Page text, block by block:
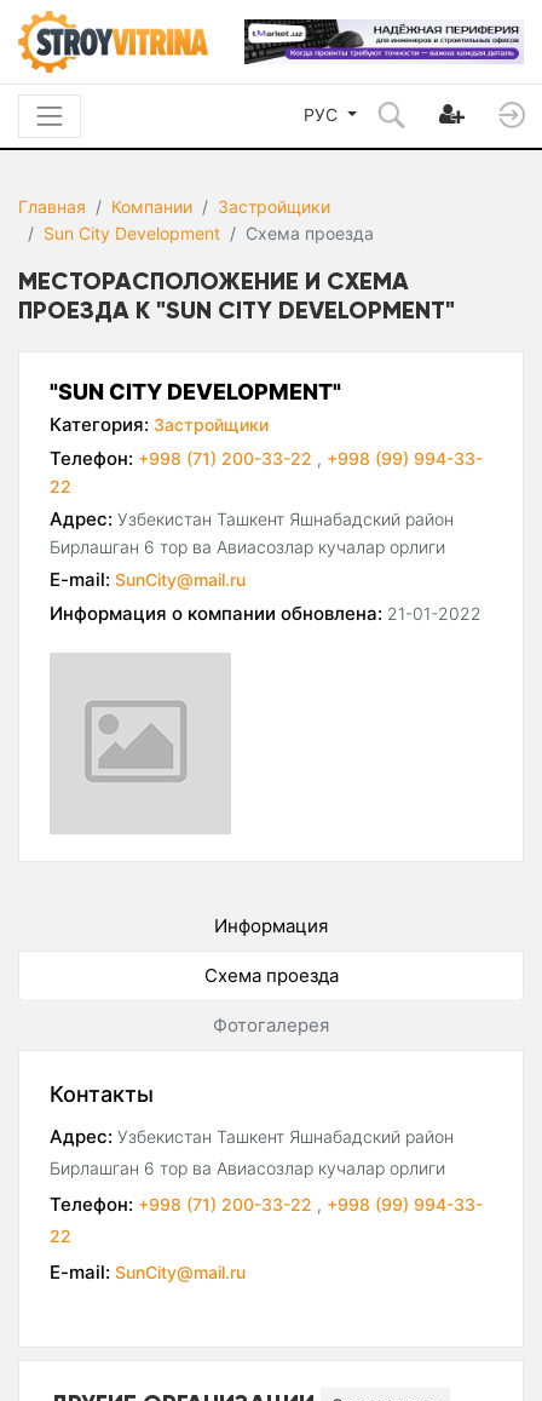
РУС
Главная Компании
Застройщики
Sun City Development
Схема проезда
МЕСТОРАСПОЛОЖЕНИЕ И СХЕМА
ПРОЕЗДА К "SUN CITY DEVELOPMENT"
"SUN CITY DEVELOPMENT"
Категория: Застройщики
Телефон: +998 (71) 200-33-22 , +998 (99) 994-33-
22
Адрес: Узбекистан Ташкент Яшнабадский район
Бирлашган 6 тор ва Авиасозлар кучалар орлиги
E-mail: SunCity@mail.ru
Информация о компании обновлена: 21-01-2022
Информация
Схема проезда
Фотогалерея
Контакты
Адрес: Узбекистан Ташкент Яшнабадский район
Бирлашган 6 тор ва Авиасозлар кучалар орлиги
Телефон: +998 (71) 200-33-22 , +998 (99) 994-33-
22
E-mail: SunCity@mail.ru